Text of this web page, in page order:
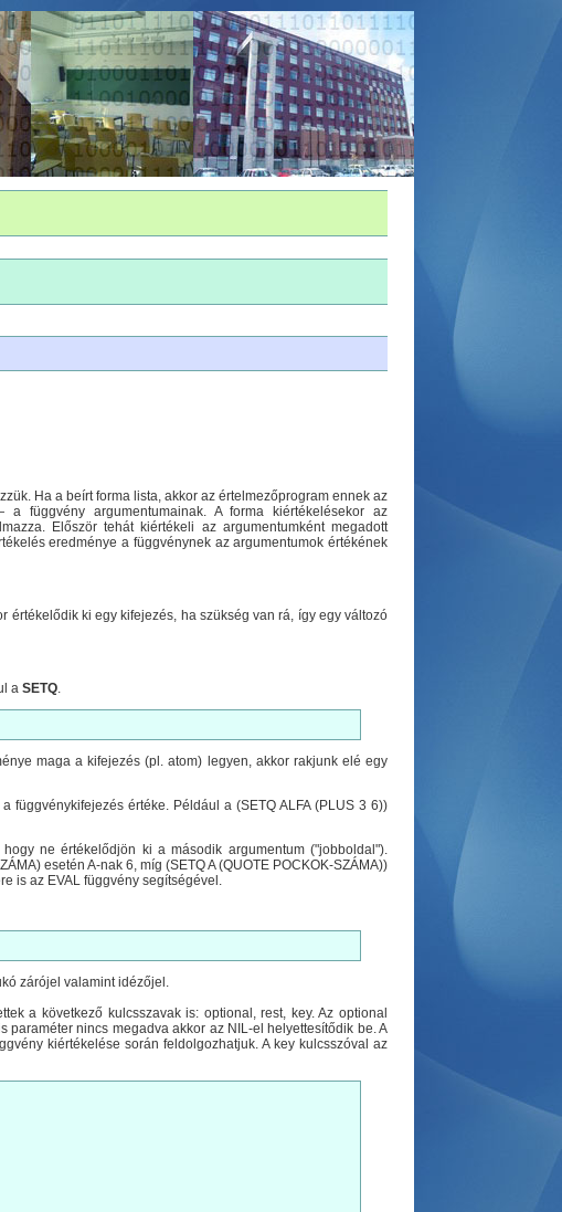
Ha a beírt forma lista, akkor az értelmezőprogram ennek az
argumentumainak. A forma kiértékelésekor az
Először tehát kiértékeli az argumentumként megadott
eredménye a függvénynek az argumentumok értékének
értékelődik ki egy kifejezés, ha szükség van rá, így egy változó
a SETQ.
maga a kifejezés (pl. atom) legyen, akkor rakjunk elé egy
függvénykifejezés értéke. Például a (SETQ ALFA (PLUS 3 6))
ne értékelődjön ki a második argumentum ("jobboldal").
esetén A-nak 6, míg (SETQ A (QUOTE POCKOK-SZÁMA))
is az EVAL függvény segítségével.
zárójel valamint idézőjel.
a következő kulcsszavak is: optional, rest, key. Az optional
nincs megadva akkor az NIL-el helyettesítődik be. A
kiértékelése során feldolgozhatjuk. A key kulcsszóval az